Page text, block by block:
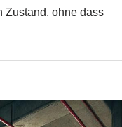
Zustand, ohne dass